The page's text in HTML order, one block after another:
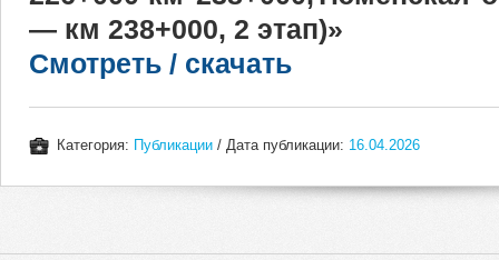
— км 238+000, 2 этап)»
Смотреть / скачать
Категория: Публикации / Дата публикации: 16.04.2026